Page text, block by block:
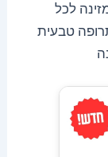
לכל
טבעית